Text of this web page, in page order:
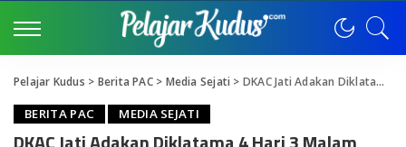
Pelajar Kudus > Berita PAC> Media Sejati > DKAC Jati Adakan Diklatama 4 Hari 3 Malam
BERITA PAC MEDIA SEJATI